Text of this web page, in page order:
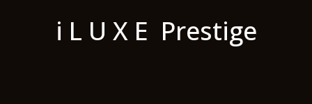
i L U X E Prestige